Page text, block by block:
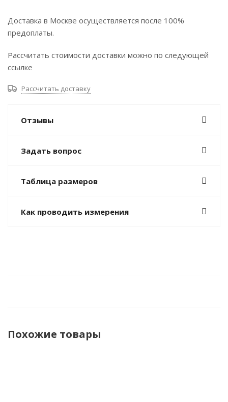
Доставка в Москве осуществляется после 100%
предоплаты.
Рассчитать стоимости доставки можно по следующей
ссылке
Рассчитать доставку
Отзывы
Задать вопрос
Таблица размеров
Как проводить измерения
Похожие товары